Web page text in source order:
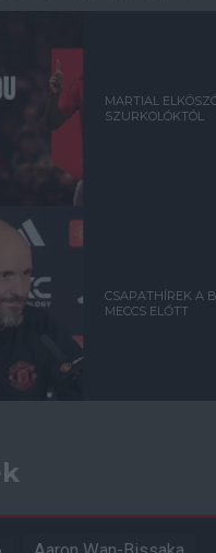
MARTIAL
SZURKOLÓKTÓL
CSAPATHÍREK A
MECCS ELŐTT